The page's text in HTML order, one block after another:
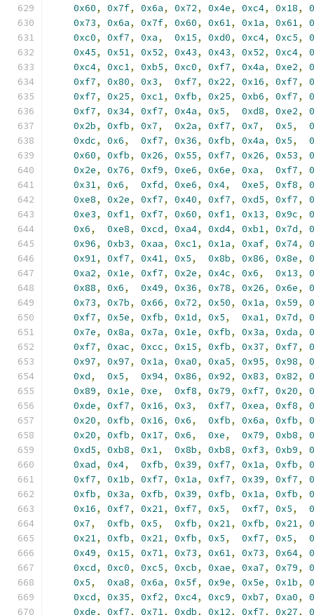
0x60, 0x7f, 0x6a, 0x72, 0x4e, 0xc4, 0x18,
0x73, 0x6a, 0x7f, 0x60, 0x61, 0x1a, 0x61,
0xc0, 0xf7, 0xa, 0x15, 0xd0, 0xc4, 0xc5,
0x45, 0x51, 0x52, 0x43, 0x43, 0x52, 0xc4,
0xc4, 0xc1, 0xb5, 0xc0, 0xf7, 0x4a, 0xe2,
0xf7, 0x80, 0x3, 0xf7, 0x22, 0x16, 0xf7,
0xf7, 0x25, 0xc1, 0xfb, 0x25, 0xb6, 0xf7,
0xf7, 0x34, 0xf7, 0x4a, 0x5, 0xd8, 0xe2,
0x2b, 0xfb, 0x7, 0x2a, 0xf7, 0x7, 0x5,
0xdc, 0x6, 0xf7, 0x36, 0xfb, 0x4a, 0x5,
0x60, 0xfb, 0x26, 0x55, 0xf7, 0x26, 0x53,
0x2e, 0x76, 0xf9, 0xe6, 0x6e, 0xa, 0xf7,
0x31, 0x6, 0xfd, 0xe6, 0x4, 0xe5, 0xf8,
0xe8, 0x2e, 0xf7, 0x40, 0xf7, 0xd5, 0xf7,
0xe3, 0xf1, 0xf7, 0x60, 0xf1, 0x13, 0x9c,
0x6, 0xe8, 0xcd, 0xa4, 0xd4, 0xb1, 0x7d,
0x96, 0xb3, 0xaa, 0xc1, 0x1a, 0xaf, 0x74,
0x91, 0xf7, 0x41, 0x5, 0x8b, 0x86, 0x8e,
0xa2, 0x1e, 0xf7, 0x2e, 0x4c, 0x6, 0x13,
0x88, 0x6, 0x49, 0x36, 0x78, 0x26, 0x6e,
0x73, 0x7b, 0x66, 0x72, 0x50, 0x1a, 0x59,
0xf7, 0x5e, 0xfb, 0x1d, 0x5, 0xa1, 0x7d,
0x7e, 0x8a, 0x7a, 0x1e, 0xfb, 0x3a, 0xda,
0xf7, 0xac, 0xcc, 0x15, 0xfb, 0x37, 0xf7,
0x97, 0x97, 0x1a, 0xa0, 0xa5, 0x95, 0x98,
0xd, 0x5, 0x94, 0x86, 0x92, 0x83, 0x82,
0x89, 0x1e, 0xe, 0xf8, 0x79, 0xf7, 0x20,
0xde, 0xf7, 0x16, 0x3, 0xf7, 0xea, 0xf8,
0x20, 0xfb, 0x16, 0x6, 0xfb, 0x6a, 0xfb,
0x20, 0xfb, 0x17, 0x6, 0xe, 0x79, 0xb8,
0xd5, 0xb8, 0x1, 0x8b, 0xb8, 0xf3, 0xb9,
0xad, 0x4, 0xfb, 0x39, 0xf7, 0x1a, 0xfb,
0xf7, 0x1b, 0xf7, 0x1a, 0xf7, 0x39, 0xf7,
0xfb, 0x3a, 0xfb, 0x39, 0xfb, 0x1a, 0xfb,
0x16, 0xf7, 0x21, 0xf7, 0x5, 0xf7, 0x5,
0x7, 0xfb, 0x5, 0xfb, 0x21, 0xfb, 0x21,
0x21, 0xfb, 0x21, 0xfb, 0x5, 0xf7, 0x5,
0x49, 0x15, 0x71, 0x73, 0x61, 0x73, 0x64,
0xcd, 0xc0, 0xc5, 0xcb, 0xae, 0xa7, 0x79,
0x5, 0xa8, 0x6a, 0x5f, 0x9e, 0x5e, 0x1b,
0xcd, 0x35, 0xf2, 0xc4, 0xc9, 0xb7, 0xa0,
0xde, 0xf7, 0x71, 0xdb, 0x12, 0xf7, 0x27,